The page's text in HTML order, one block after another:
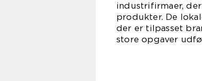
industrifirmaer,
produkter. De
der er tilpasset
store opgaver